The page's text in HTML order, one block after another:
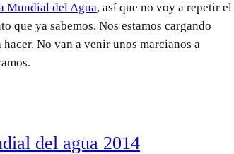
Mundial del Agua, así que no voy a repetir el
ya sabemos. Nos estamos cargando
No van a venir unos marcianos a
del agua 2014